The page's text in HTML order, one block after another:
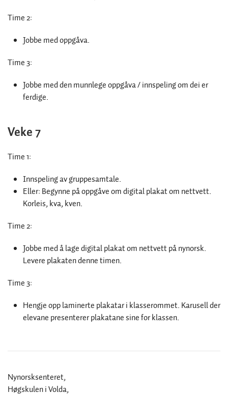
Time 2:
Jobbe med oppgåva.
Time 3:
Jobbe med den munnlege oppgåva / innspeling om dei er
ferdige.
Veke 7
Time 1:
Innspeling av gruppesamtale.
Eller: Begynne på oppgåve om digital plakat om nettvett.
Korleis, kva, kven.
Time 2:
Jobbe med å lage digital plakat om nettvett på nynorsk.
Levere plakaten denne timen.
Time 3:
Hengje opp laminerte plakatar i klasserommet. Karusell der
elevane presenterer plakatane sine for klassen.
Nynorsksenteret,
Høgskulen i Volda,